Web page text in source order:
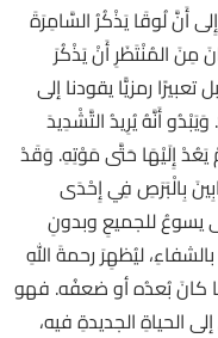
أَنَّ لُوقَا يَذْكُرُ السَّامِرَةَ
مِنَ المُنْتَظَرِ أَنْ يَذْكُرَ
رمزيًّا يقودنا إلى
أَنَّهُ يُرِيدُ التَّشْدِيدَ
إِلَيْهَا حَتَّى مَوْتِهِ. وَقَدْ
بِالْبَرَصِ فِي إِحْدَى
يسوعُ للجميعِ وبدونِ
ليُظهِرَ رحمةَ اللهِ
كانَ بُعدُه أو ضعفُه. فهو
الحياةِ الجديدةِ فيه،